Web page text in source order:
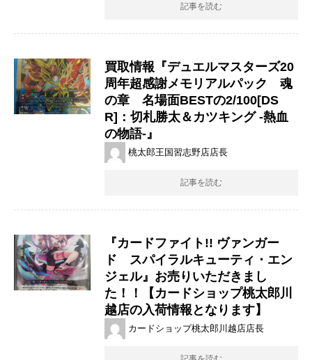
記事を読む
買取情報『デュエルマスターズ20
周年超感謝メモリアルパック 魂
の章 名場面BESTの2/100[DS
R]：切札勝太＆カツキング ​-熱血
の物語-』
桃太郎王国習志野店店長
記事を読む
『カードファイト!! ヴァンガー
ド スパイラルキューティ・エン
ジェル』お売りいただきまし
た！！【カードショップ桃太郎川
越店の入荷情報となります】
カードショップ桃太郎川越店店長